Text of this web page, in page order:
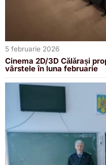
5 februarie 2026
Cinema 2D/3D Călărași
vârstele în luna februarie